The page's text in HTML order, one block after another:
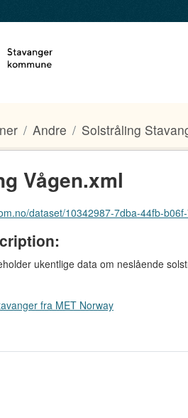
Andre Solstråling
Vågen.xml
dataset/10342987-7dba-44fb-b06f-
ukentlige data om neslående
fra MET Norway